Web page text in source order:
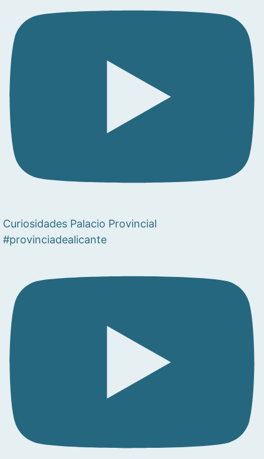
Curiosidades Palacio Provincial
#provinciadealicante